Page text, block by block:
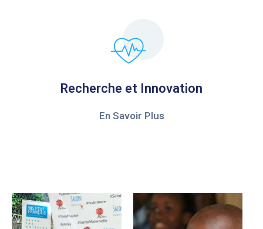
Recherche et Innovation
En Savoir Plus